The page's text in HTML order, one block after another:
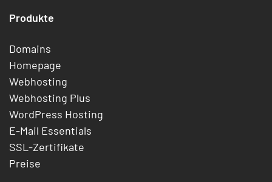
Produkte
Domains
Homepage
Webhosting
Webhosting Plus
WordPress Hosting
E-Mail Essentials
SSL-Zertifikate
Preise